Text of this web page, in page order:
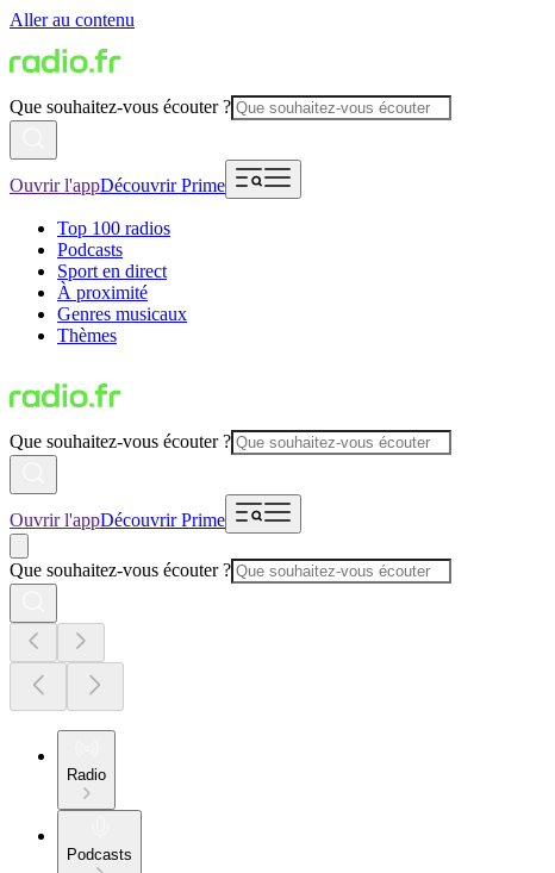
Aller au contenu
Que souhaitez-vous écouter ?
Ouvrir l'appDécouvrir Prime
Top 100 radios
Podcasts
Sport en direct
À proximité
Genres musicaux
Thèmes
Que souhaitez-vous écouter ?
Ouvrir l'appDécouvrir Prime
Que souhaitez-vous écouter ?
Radio
Podcasts